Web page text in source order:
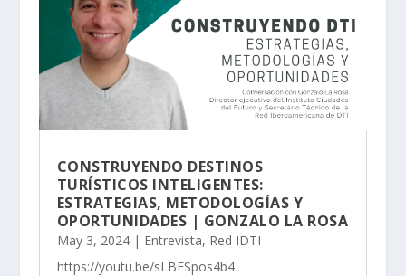
CONSTRUYENDO DESTINOS
TURÍSTICOS INTELIGENTES:
ESTRATEGIAS, METODOLOGÍAS Y
OPORTUNIDADES | GONZALO LA ROSA
May 3, 2024| Entrevista, Red IDTI
https://youtu.be/sLBFSpos4b4